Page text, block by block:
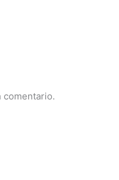
comentario.